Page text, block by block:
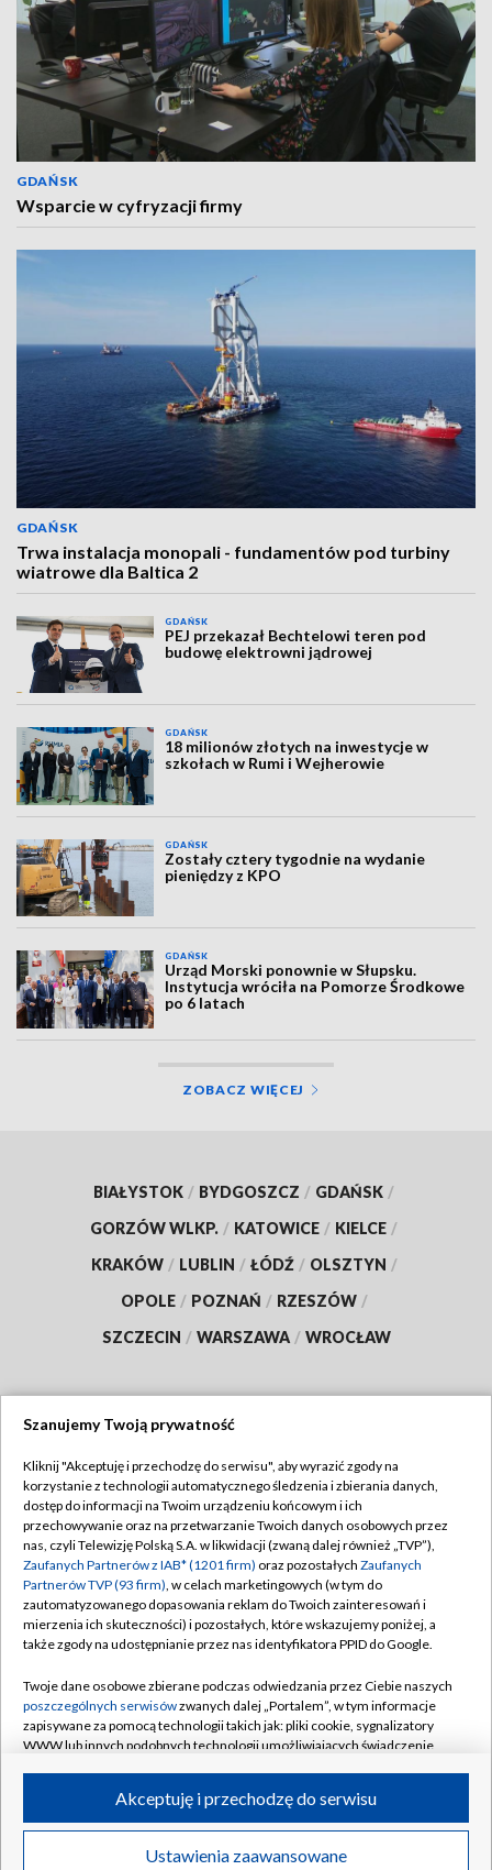
GDAŃSK
Wsparcie w cyfryzacji firmy
GDAŃSK
Trwa instalacja monopali - fundamentów pod turbiny
wiatrowe dla Baltica 2
GDAŃSK
PEJ przekazał Bechtelowi teren pod
budowę elektrowni jądrowej
GDAŃSK
18 milionów złotych na inwestycje w
szkołach w Rumi i Wejherowie
GDAŃSK
Zostały cztery tygodnie na wydanie
pieniędzy z KPO
GDAŃSK
Urząd Morski ponownie w Słupsku.
Instytucja wróciła na Pomorze Środkowe
po 6 latach
ZOBACZ WIĘCEJ
BIAŁYSTOK / BYDGOSZCZ / GDAŃSK /
GORZÓW WLKP. / KATOWICE / KIELCE /
KRAKÓW / LUBLIN / ŁÓDŹ / OLSZTYN /
OPOLE / POZNAŃ / RZESZÓW /
SZCZECIN / WARSZAWA / WROCŁAW
TVP
Abonament TVP
Emisja w TVP
Centrum informacji TVP
Naziemna Telewizja Cyfrowa
Rada Programowa
System NOS
Informacje o nadawcy
Program dla prasy
Regulamin TVP
Polityka prywatności
Moje zgody
Pomoc
Kontakt
Kanały
©2026 Telewizja Polska S.A. w likwidacji
Szanujemy Twoją prywatność
Kliknij "Akceptuję i przechodzę do serwisu", aby wyrazić zgody na
korzystanie z technologii automatycznego śledzenia i zbierania danych,
dostęp do informacji na Twoim urządzeniu końcowym i ich
przechowywanie oraz na przetwarzanie Twoich danych osobowych przez
nas, czyli Telewizję Polską S.A. w likwidacji (zwaną dalej również „TVP”),
Zaufanych Partnerów z IAB* (1201 firm) oraz pozostałych Zaufanych
Partnerów TVP (93 firm), w celach marketingowych (w tym do
zautomatyzowanego dopasowania reklam do Twoich zainteresowań i
mierzenia ich skuteczności) i pozostałych, które wskazujemy poniżej, a
także zgody na udostępnianie przez nas identyfikatora PPID do Google.
Twoje dane osobowe zbierane podczas odwiedzania przez Ciebie naszych
poszczególnych serwisówzwanych dalej „Portalem”, w tym informacje
zapisywane za pomocą technologii takich jak: pliki cookie, sygnalizatory
WWW lub innych podobnych technologii umożliwiających świadczenie
ruchu w Internecie.
Twoje dane osobowe zbierane podczas odwiedzania przez Ciebie
poszczególnych serwisówna Portalu, takie jak adresy IP, identyfikatory
Ustawienia zaawansowane
Akceptuję i przechodzę do serwisu